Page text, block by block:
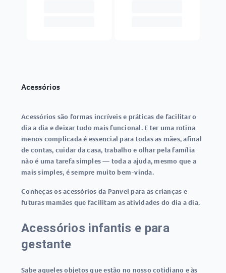
Acessórios
Acessórios são formas incríveis e práticas de facilitar o
dia a dia e deixar tudo mais funcional. E ter uma rotina
menos complicada é essencial para todas as mães, afinal
de contas, cuidar da casa, trabalho e olhar pela família
não é uma tarefa simples — toda a ajuda, mesmo que a
mais simples, é sempre muito bem-vinda.
Conheças os acessórios da Panvel para as crianças e
futuras mamães que facilitam as atividades do dia a dia.
Acessórios infantis e para
gestante
Sabe aqueles objetos que estão no nosso cotidiano e às